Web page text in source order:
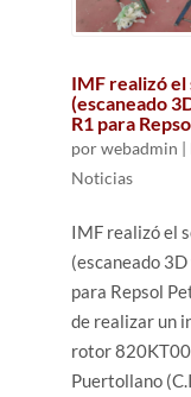
IMF realizó
(escaneado
R1 para
porwebadmin |
Noticias
IMF realizó el
(escaneado
para Repsol
de realizar un
rotor
Puertollano